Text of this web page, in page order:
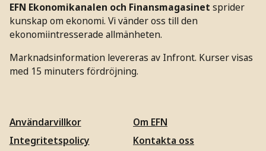
EFN Ekonomikanalen och Finansmagasinet sprider
kunskap om ekonomi. Vi vänder oss till den
ekonomiintresserade allmänheten.
Marknadsinformation levereras av Infront. Kurser visas
med 15 minuters fördröjning.
Användarvillkor
Integritetspolicy
Om EFN
Kontakta oss